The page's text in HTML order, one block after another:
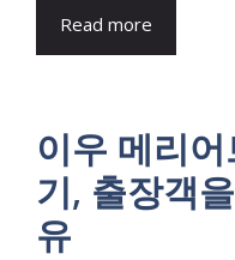
Read more
이우 메리
기, 출장객
유